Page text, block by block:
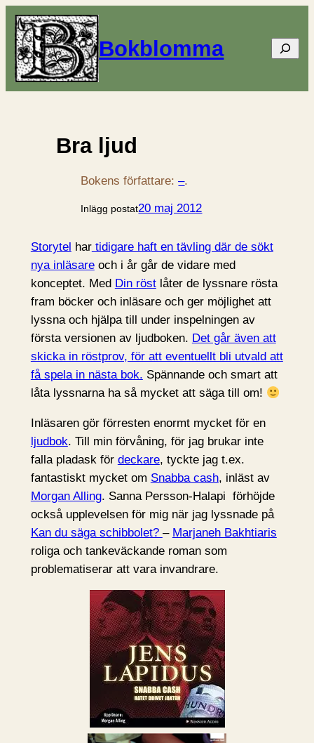
Bokblomma Sök
Bra ljud
Bokens författare:–.
Inlägg postat20 maj 2012
Storytel hartidigare haft en tävling där de sökt
nya inläsareoch i år går de vidare med
konceptet. Med Din röstlåter de lyssnare rösta
fram böcker och inläsare och ger möjlighet att
lyssna och hjälpa till under inspelningen av
första versionen av ljudboken. Det går även att
skicka in röstprov, för att eventuellt bli utvald att
få spela in nästa bok. Spännande och smart att
låta lyssnarna ha så mycket att säga till om!
Inläsaren gör förresten enormt mycket för en
ljudbok. Till min förvåning, för jag brukar inte
falla pladask för deckare, tyckte jag t.ex.
fantastiskt mycket om Snabba cash, inläst av
Morgan Alling. Sanna Persson-Halapi förhöjde
också upplevelsen för mig när jag lyssnade på
Kan du säga schibbolet? – Marjaneh Bakhtiaris
roliga och tankeväckande roman som
problematiserar att vara invandrare.